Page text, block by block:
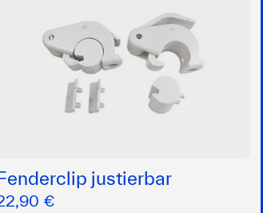
justierbar
€